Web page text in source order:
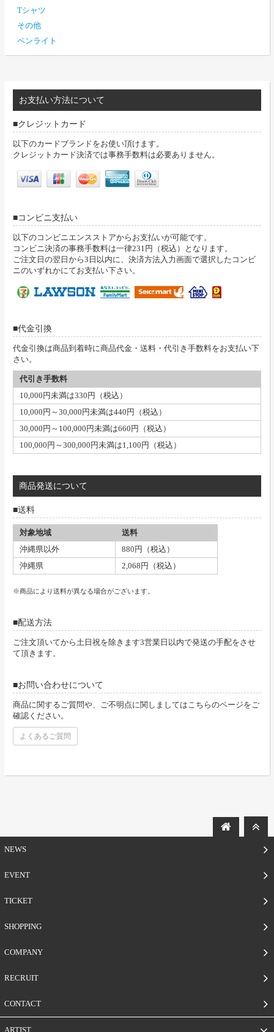
Tシャツ
その他
ペンライト
お支払い方法について
クレジットカード
以下のカードブランドをお使い頂けます。
クレジットカード決済では事務手数料は必要ありません。
コンビニ支払い
以下のコンビニエンスストアからお支払いが可能です。
コンビニ決済の事務手数料は一律231円（税込）となります。
ご注文日の翌日から3日以内に、決済方法入力画面で選択したコンビ
ニのいずれかにてお支払い下さい。
代金引換
代金引換は商品到着時に商品代金・送料・代引き手数料をお支払い下
さい。
代引き手数料
10,000円未満は330円（税込）
10,000円～30,000円未満は440円（税込）
30,000円～100,000円未満は660円（税込）
100,000円～300,000円未満は1,100円（税込）
商品発送について
送料
対象地域
送料
沖縄県以外
880円（税込）
沖縄県
2,068円（税込）
※商品により送料が異なる場合がございます。
配送方法
ご注文頂いてから土日祝を除きます3営業日以内で発送の手配をさせ
て頂きます。
お問い合わせについて
商品に関するご質問や、ご不明点に関しましてはこちらのページをご
確認ください。
よくあるご質問
NEWS
EVENT
TICKET
SHOPPING
COMPANY
RECRUIT
CONTACT
ARTIST